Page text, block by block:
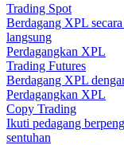
Trading Spot
Berdagang XPL
langsung
Perdagangkan XPL
Trading Futures
Berdagang XPL
Perdagangkan XPL
Copy Trading
Ikuti pedagang
sentuhan